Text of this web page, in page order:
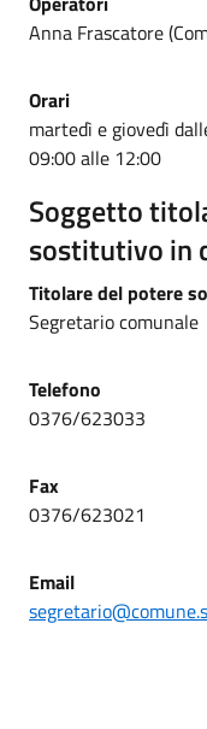
Anna Frascatore
Orari
martedì e giovedì
09:00 alle 12:00
Soggetto
sostitutivo in
Titolare del potere
Segretario comunale
Telefono
0376/623033
Fax
0376/623021
Email